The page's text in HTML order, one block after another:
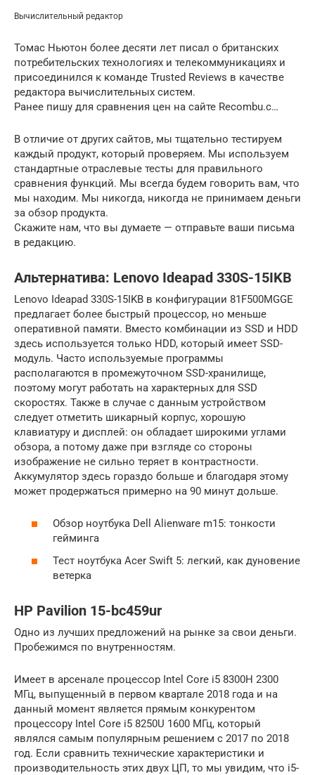
Вычислительный редактор
Томас Ньютон более десяти лет писал о британских
потребительских технологиях и телекоммуникациях и
присоединился к команде Trusted Reviews в качестве
редактора вычислительных систем.
Ранее пишу для сравнения цен на сайте Recombu.c…
В отличие от других сайтов, мы тщательно тестируем
каждый продукт, который проверяем. Мы используем
стандартные отраслевые тесты для правильного
сравнения функций. Мы всегда будем говорить вам, что
мы находим. Мы никогда, никогда не принимаем деньги
за обзор продукта.
Скажите нам, что вы думаете — отправьте ваши письма
в редакцию.
Альтернатива: Lenovo Ideapad 330S-15IKB
Lenovo Ideapad 330S-15IKB в конфигурации 81F500MGGE
предлагает более быстрый процессор, но меньше
оперативной памяти. Вместо комбинации из SSD и HDD
здесь используется только HDD, который имеет SSD-
модуль. Часто используемые программы
располагаются в промежуточном SSD-хранилище,
поэтому могут работать на характерных для SSD
скоростях. Также в случае с данным устройством
следует отметить шикарный корпус, хорошую
клавиатуру и дисплей: он обладает широкими углами
обзора, а потому даже при взгляде со стороны
изображение не сильно теряет в контрастности.
Аккумулятор здесь гораздо больше и благодаря этому
может продержаться примерно на 90 минут дольше.
Обзор ноутбука Dell Alienware m15: тонкости
гейминга
Тест ноутбука Acer Swift 5: легкий, как дуновение
ветерка
HP Pavilion 15-bc459ur
Одно из лучших предложений на рынке за свои деньги.
Пробежимся по внутренностям.
Имеет в арсенале процессор Intel Core i5 8300H 2300
МГц, выпущенный в первом квартале 2018 года и на
данный момент является прямым конкурентом
процессору Intel Core i5 8250U 1600 МГц, который
являлся самым популярным решением с 2017 по 2018
год. Если сравнить технические характеристики и
производительность этих двух ЦП, то мы увидим, что i5-